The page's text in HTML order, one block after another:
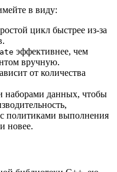
в виду:
цикл быстрее из-за
эффективнее, чем
вручную.
от количества
наборами данных, чтобы
с политиками выполнения
новее.